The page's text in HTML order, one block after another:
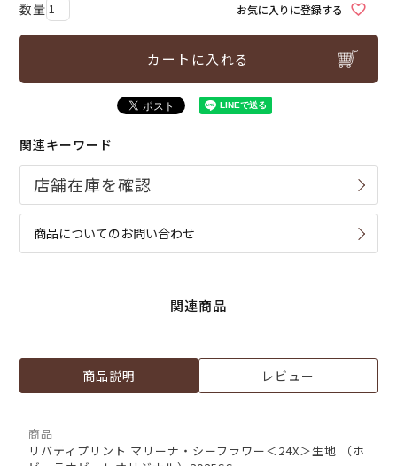
お気に入りに登録する
カートに入れる
関連キーワード
商品についてのお問い合わせ
関連商品
商品説明 レビュー
商品
リバティプリント マリーナ・シーフラワー＜24X＞生地 （ホ